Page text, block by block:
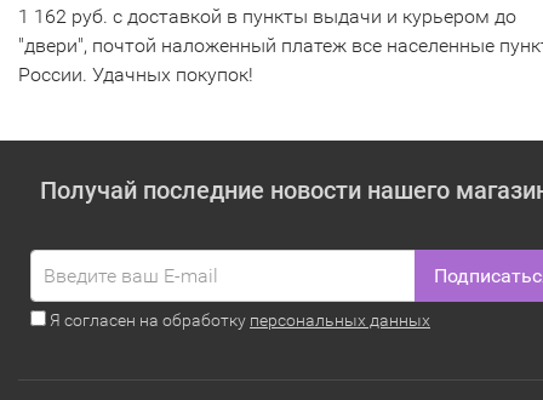
1 162 руб. с доставкой в пункты выдачи и курьером до
"двери", почтой наложенный платеж все населенные
России. Удачных покупок!
Получай последние новости нашего
Я согласен на обработку персональных данных